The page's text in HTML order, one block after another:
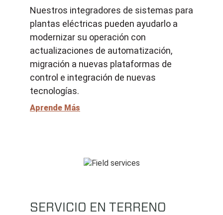
Nuestros integradores de sistemas para
plantas eléctricas pueden ayudarlo a
modernizar su operación con
actualizaciones de automatización,
migración a nuevas plataformas de
control e integración de nuevas
tecnologías.
Aprende Más
SERVICIO EN TERRENO